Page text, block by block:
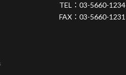
TEL：03-5660-1234
FAX：03-5660-1231